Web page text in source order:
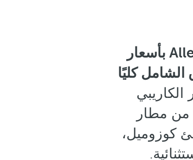
واحجز في فندق Allegro Cozumel بأسعار
الشامل كليًا
فقط من مطار
كوزوميل،